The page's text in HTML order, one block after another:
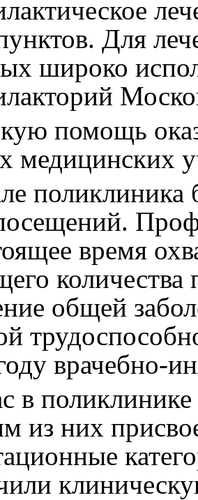
Для
широко
помощь
медицинских
поликлиника
время
общей
врачебно-
в поликлинике
из них